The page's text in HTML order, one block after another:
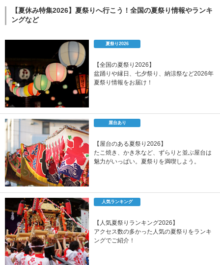
【夏休み特集2026】夏祭りへ行こう！全国の夏祭り情報やランキ
ングなど
夏祭り2026
【全国の夏祭り2026】
盆踊りや縁日、七夕祭り、納涼祭など2026年
夏祭り情報をお届け！
屋台あり
【屋台のある夏祭り2026】
たこ焼き、かき氷など、ずらりと並ぶ屋台は
魅力がいっぱい。夏祭りを満喫しよう。
人気ランキング
【人気夏祭りランキング2026】
アクセス数の多かった人気の夏祭りをランキ
ングでご紹介！